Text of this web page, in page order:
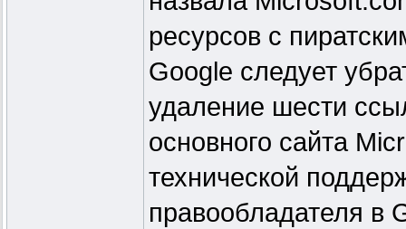
ресурсов с
Google следует
удаление шести
основного сайта
технической
правообладателя в